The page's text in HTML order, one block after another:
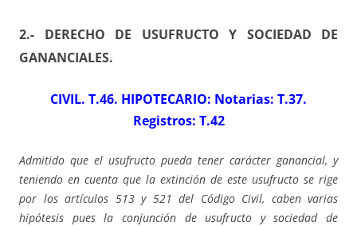
2.- DERECHO DE USUFRUCTO Y SOCIEDAD DE
GANANCIALES.
CIVIL. T.46. HIPOTECARIO: Notarias: T.37.
Registros: T.42
Admitido que el usufructo pueda tener carácter ganancial, y
teniendo en cuenta que la extinción de este usufructo se rige
por los artículos 513 y 521 del Código Civil, caben varias
hipótesis pues la conjunción de usufructo y sociedad de